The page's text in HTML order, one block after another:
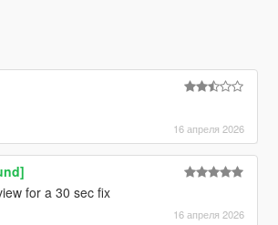
16 апреля 2026
for a 30 sec fix
16 апреля 2026